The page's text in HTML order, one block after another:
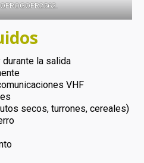
la salida
VHF
secos, turrones, cereales)